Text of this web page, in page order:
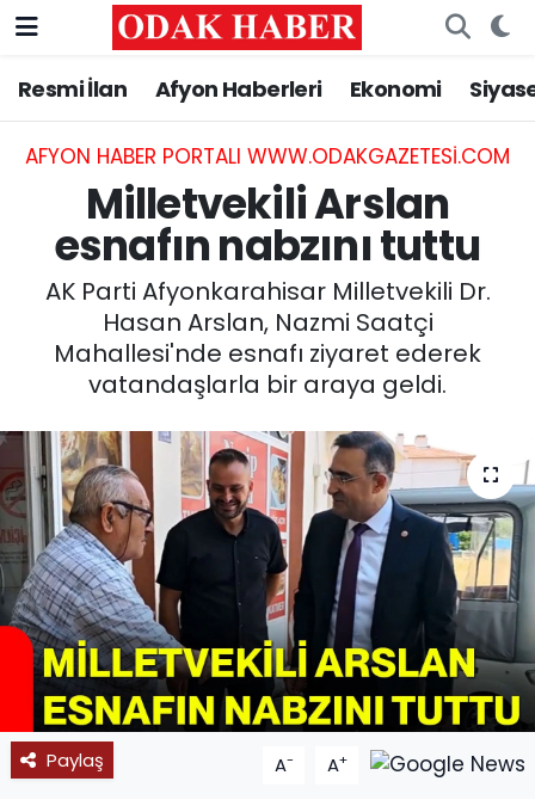
Resmi İlan Afyon Haberleri Ekonomi
AFYON HABER PORTALI WWW.ODAKGAZETESI.COM
Milletvekili Arslan
esnafın nabzını tuttu
AK Parti Afyonkarahisar Milletvekili Dr.
Hasan Arslan, Nazmi Saatçi
Mahallesi'nde esnafı ziyaret ederek
vatandaşlarla bir araya geldi.
Paylaş A- A+
AFYONKARAHİSAR HABERLERİ
Resmi İlan
ASAYİŞ
SİYASET
EĞİTİM
MAGAZİN
SAĞLIK
SPOR
11:11 MANŞET
Nöbetçi Eczaneler
Hava Durumu
Trafik Durumu
Tüm Manşetler
Son Dakika Haberleri
Haber Arşivi